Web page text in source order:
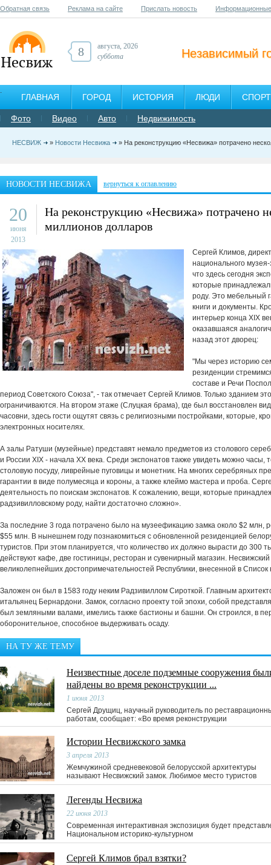
Обратная связь Реклама на сайте Прислать новость
Независимый
8
августа, 2026
суббота
ГЛАВНАЯ ГОРОД ИСТОРИЯ ЛЮДИ СПОРТ
Фото Видео Авто Недвижимость
НЕСВИЖ » Новости Несвижа » На реконструкцию «Несвижа» потрачено
НОВОСТИ НЕСВИЖА вернуться к оглавлению
20
июня
2013
На реконструкцию «Несвижа» потрачено
миллионов долларов
Сергей Климов,
национального
что здесь сегодня
которые
роду. Это мебельный
книги и документы.
интерьер конца XIX
оказавшаяся
назад этот дворец:
"Мы через историю
резиденции
составе и Речи
период Советского Союза", - так отмечает Сергей Климов. Только зданием
ограничиваются. На втором этаже (Слуцкая брама), где был восстановлен
часовни, здесь гости ощутят связь с религиозными постройками, которые,
электронных носителях.
А залы Ратуши (музейные) представят немало предметов из столового
и России ХІХ - начала ХХ века. Среди экспонатов также увидеть можно часы,
столовую посуду, ливрейные пуговицы и монетник. На многих серебряных
гарантии в виде полумесяца и короны, а также клеймо мастера и проба.
деятельность по поискам экспонатов. К сожалению, вещи, которые
радзивилловскому роду, найти достаточно сложно».
За последние 3 года потрачено было на музеефикацию замка около $2 млн,
$55 млн. В нынешнем году познакомиться с обновленной резиденцией
туристов. При этом планируется, что количество их должно вырасти до 300
действуют кафе, две гостиницы, ресторан и сувенирный магазин.
великолепнейших достопримечательностей Республики, внесенной в
Заложен он был в 1583 году неким Радзивиллом Сироткой. Главным
итальянец Бернардони. Замок, согласно проекту той эпохи, собой
был земляными валами, имелись также бастионы и башни. Он строился, в
оборонительное, способное выдерживать осаду.
НА ТУ ЖЕ ТЕМУ
Неизвестные доселе подземные сооружения
найдены во время реконструкции ...
1 июня 2013
Сергей Друщиц, научный руководитель по
работам, сообщает: «Во время реконструкции
Истории Несвижского замка
3 апреля 2013
Жемчужиной средневековой белорусской архитектуры
называют Несвижский замок. Любимое место туристов
Легенды Несвижа
22 июня 2013
Современная интерактивная экспозиция будет
Национальном историко-культурном
Сергей Климов брал взятки?